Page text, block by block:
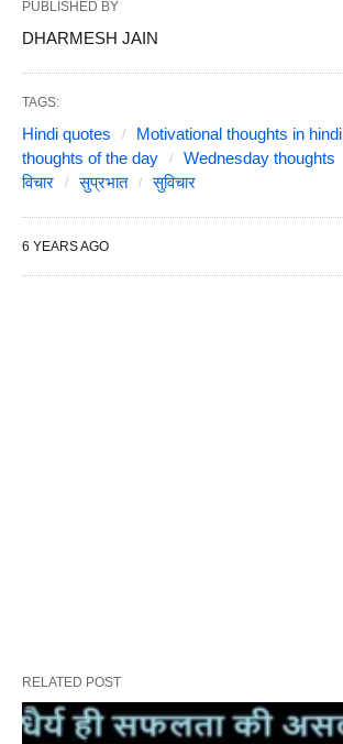
PUBLISHED BY
DHARMESH JAIN
TAGS:
Hindi quotes Motivational thoughts in hindi
thoughts of the day
Wednesday thoughts
विचार
सुप्रभात सुविचार
6 YEARS AGO
RELATED POST